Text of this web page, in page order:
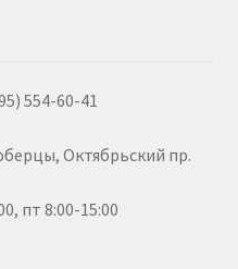
554-60-41
Октябрьский пр.
пт 8:00-15:00